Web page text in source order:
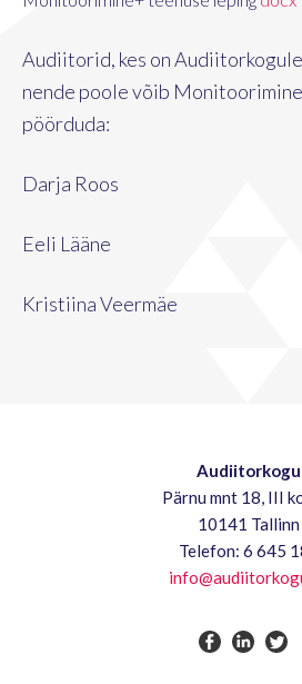
Audiitorid, kes on
nende poole võib
pöörduda:
Darja Roos
Eeli Lääne
Kristiina Veermäe
Audiitorkogu
Pärnu mnt 18, III
10141 Tallinn
Telefon: 6 645